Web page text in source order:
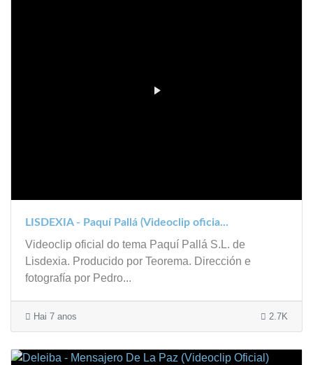
LISDEXIA - Paquí Pallá (Videoclip oficia...
Videoclip oficial do tema Paquí Pallá S.L. de
Lisdexia. Producido por Teorema. Dirección e
fotografía por Pedro...
Hai 7 anos 2.7K